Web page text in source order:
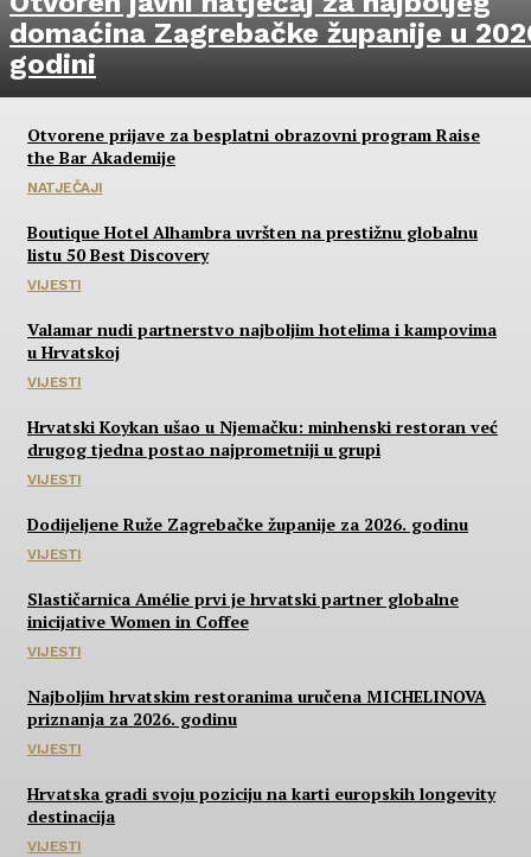
domaćina Zagrebačke županije u
godini
Otvorene prijave za besplatni obrazovni program Raise
the Bar Akademije
NATJEČAJI
Boutique Hotel Alhambra uvršten na prestižnu globalnu
listu 50 Best Discovery
VIJESTI
Valamar nudi partnerstvo najboljim hotelima i kampovima
u Hrvatskoj
VIJESTI
Hrvatski Koykan ušao u Njemačku: minhenski restoran već
drugog tjedna postao najprometniji u grupi
VIJESTI
Dodijeljene Ruže Zagrebačke županije za 2026. godinu
VIJESTI
Slastičarnica Amélie prvi je hrvatski partner globalne
inicijative Women in Coffee
VIJESTI
Najboljim hrvatskim restoranima uručena MICHELINOVA
priznanja za 2026. godinu
VIJESTI
Hrvatska gradi svoju poziciju na karti europskih longevity
destinacija
VIJESTI